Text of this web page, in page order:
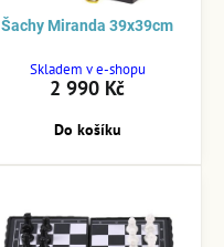
Šachy Miranda 39x39cm
Skladem v e-shopu
2 990 Kč
Do košíku